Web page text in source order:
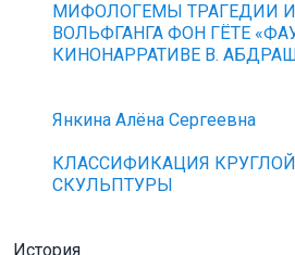
МИФОЛОГЕМЫ ТРАГЕДИИ
ВОЛЬФГАНГА ФОН ГЁТЕ
КИНОНАРРАТИВЕ В.
Янкина Алёна Сергеевна
КЛАССИФИКАЦИЯ
СКУЛЬПТУРЫ
История